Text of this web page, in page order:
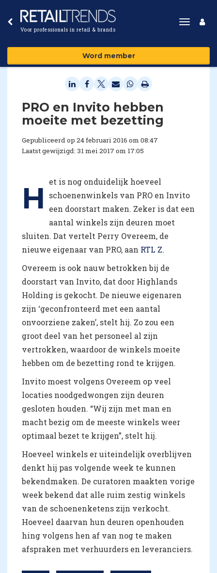
Voor professionals in retail & brands
Toggle
Word member
​PRO en Invito hebben
moeite met bezetting
Gepubliceerd op 24 februari 2016 om 08:47
Laatst gewijzigd: 31 mei 2017 om 17:05
H
et is nog onduidelijk hoeveel
schoenenwinkels van PRO en Invito
een doorstart maken. Zeker is dat een
aantal winkels zijn deuren moet
sluiten. Dat vertelt Perry Overeem, de
nieuwe eigenaar van PRO, aan RTL Z.
Overeem is ook nauw betrokken bij de
doorstart van Invito, dat door Highlands
Holding is gekocht. De nieuwe eigenaren
zijn ‘geconfronteerd met een aantal
onvoorziene zaken’, stelt hij. Zo zou een
groot deel van het personeel al zijn
vertrokken, waardoor de winkels moeite
hebben om de bezetting rond te krijgen.
Invito moest volgens Overeem op veel
locaties noodgedwongen zijn deuren
gesloten houden. “Wij zijn met man en
macht bezig om de meeste winkels weer
optimaal bezet te krijgen”, stelt hij.
Hoeveel winkels er uiteindelijk overblijven
denkt hij pas volgende week te kunnen
bekendmaken. De curatoren maakten vorige
week bekend dat alle ruim zestig winkels
van de schoenenketens zijn verkocht.
Hoeveel daarvan hun deuren openhouden
hing volgens hen af van nog te maken
afspraken met verhuurders en leveranciers.